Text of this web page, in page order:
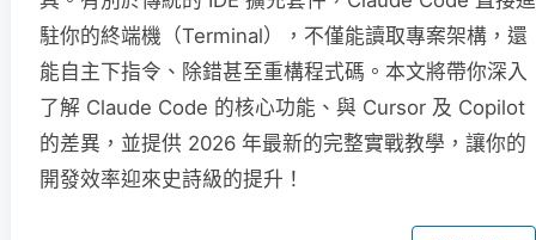
駐你的終端機（Terminal），不僅能讀取專案架構，還
能自主下指令、除錯甚至重構程式碼。本文將帶你深入
了解 Claude Code 的核心功能、與 Cursor 及 Copilot
的差異，並提供 2026 年最新的完整實戰教學，讓你的
開發效率迎來史詩級的提升！